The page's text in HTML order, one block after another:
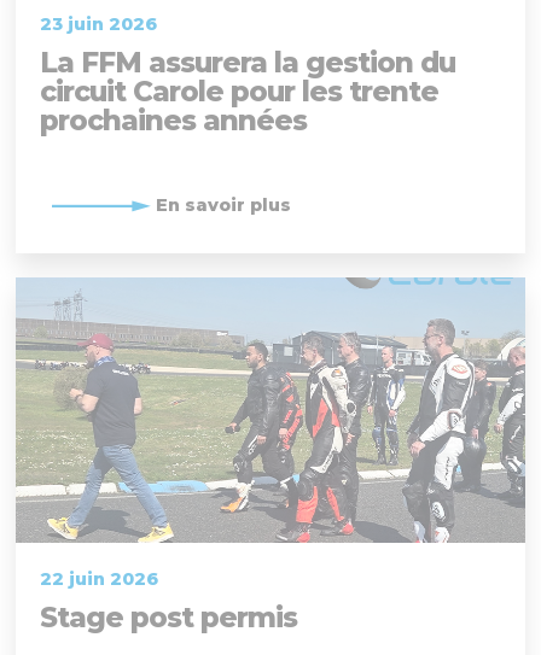
23 juin 2026
La FFM assurera la gestion du
circuit Carole pour les trente
prochaines années
En savoir plus
22 juin 2026
Stage post permis